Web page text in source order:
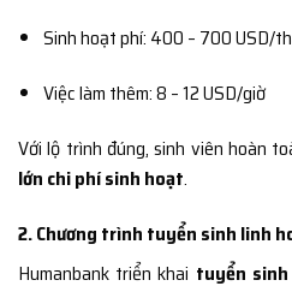
Sinh hoạt phí: 400 – 700 USD/
Việc làm thêm: 8 – 12 USD/giờ
Với lộ trình đúng, sinh viên hoàn
lớn chi phí sinh hoạt.
2. Chương trình tuyển sinh linh
Humanbank triển khai tuyển